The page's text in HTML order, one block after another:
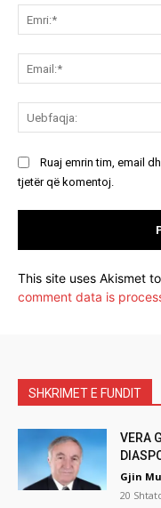
Ruaj emrin tim, email
tjetër që komentoj.
This site uses Akismet
comment data is
SHKRIMET E FUNDIT
VERA
Gjin
20